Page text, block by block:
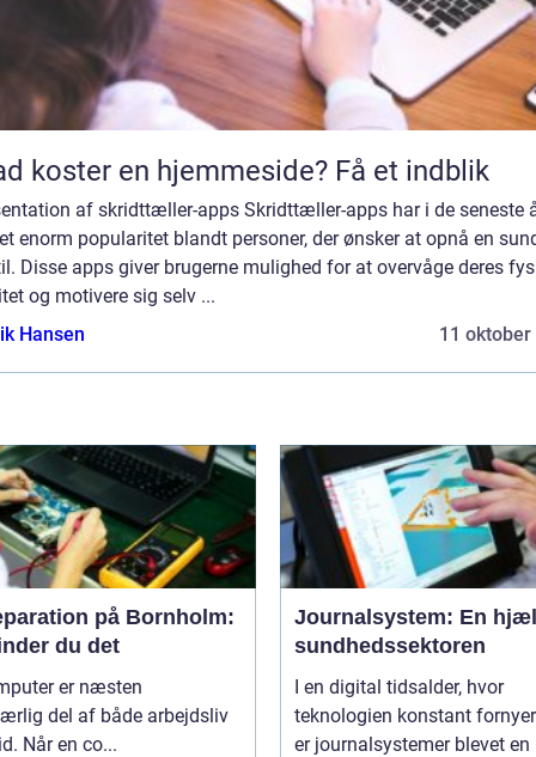
koster en hjemmeside? Få et indblik
af skridttæller-apps Skridttæller-apps har i de seneste
enorm popularitet blandt personer, der ønsker at opnå en
Disse apps giver brugerne mulighed for at overvåge deres
og motivere sig selv ...
Hansen
11 oktober
på Bornholm:
du det
er næsten
del af både arbejdsliv
Når en co...
Journalsystem: En
sundhedssektoren
I en digital tidsalder, hvor
teknologien konstant
er journalsystemer blevet en